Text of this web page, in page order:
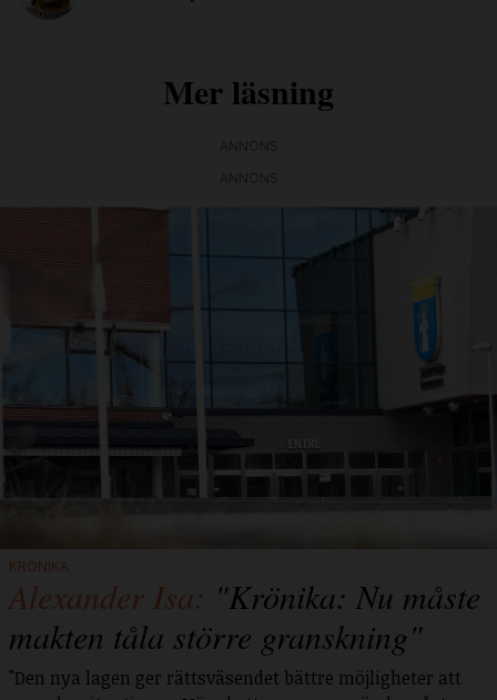
Mer läsning
KRÖNIKA
Alexander Isa: "Krönika: Nu måste
makten tåla större granskning"
"Den nya lagen ger rättsväsendet bättre möjligheter att